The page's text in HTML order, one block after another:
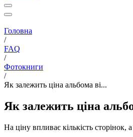
Головна
/
FAQ
/
Фотокниги
/
Як залежить ціна альбома ві...
Як залежить ціна
На ціну впливає кількість сторінок,